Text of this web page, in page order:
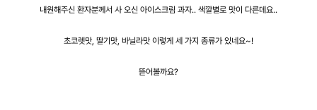
내원해주신 환자분께서 사 오신 아이스크림 과자.. 색깔별로 맛이 다른데요..
초코렛맛, 딸기맛, 바닐라맛 이렇게 세 가지 종류가 있네요~!
뜯어볼까요?